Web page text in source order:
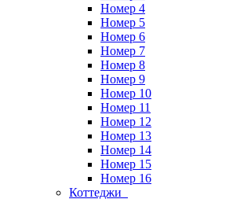
Номер 4
Номер 5
Номер 6
Номер 7
Номер 8
Номер 9
Номер 10
Номер 11
Номер 12
Номер 13
Номер 14
Номер 15
Номер 16
Коттеджи